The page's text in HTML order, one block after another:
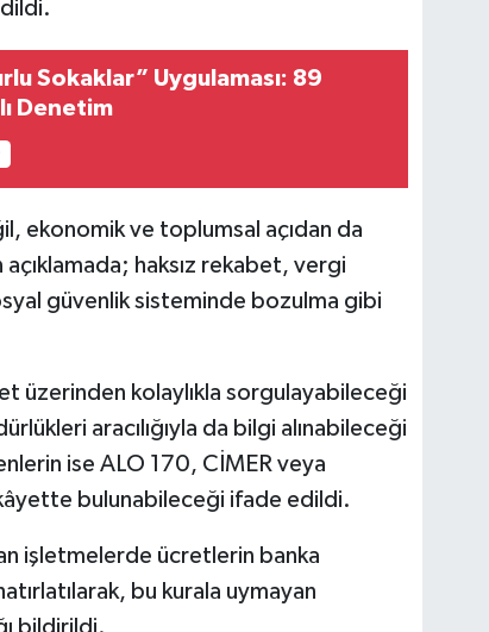
Sokaklar” Uygulaması: 89
Denetim
ekonomik ve toplumsal açıdan da
haksız rekabet, vergi
güvenlik sisteminde bozulma gibi
üzerinden kolaylıkla sorgulayabileceği
aracılığıyla da bilgi alınabileceği
ise ALO 170, CİMER veya
bulunabileceği ifade edildi.
işletmelerde ücretlerin banka
bu kurala uymayan
bildirildi.